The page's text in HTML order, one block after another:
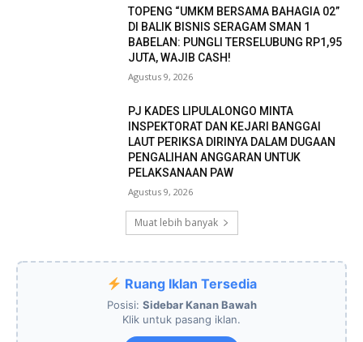
TOPENG “UMKM BERSAMA BAHAGIA 02”
DI BALIK BISNIS SERAGAM SMAN 1
BABELAN: PUNGLI TERSELUBUNG RP1,95
JUTA, WAJIB CASH!
Agustus 9, 2026
PJ KADES LIPULALONGO MINTA
INSPEKTORAT DAN KEJARI BANGGAI
LAUT PERIKSA DIRINYA DALAM DUGAAN
PENGALIHAN ANGGARAN UNTUK
PELAKSANAAN PAW
Agustus 9, 2026
Muat lebih banyak
Ruang Iklan Tersedia
Posisi: Sidebar Kanan Bawah
Klik untuk pasang iklan.